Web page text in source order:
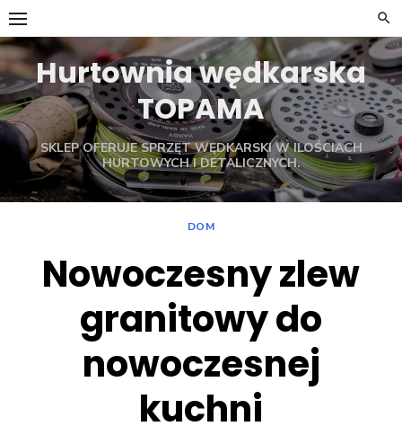
Skip
to
contentHurtownia wędkarska
TOPAMA
SKLEP OFERUJE SPRZĘT WĘDKARSKI W ILOŚCIACH
HURTOWYCH I DETALICZNYCH.
DOM
Nowoczesny zlew
granitowy do
nowoczesnej
kuchni